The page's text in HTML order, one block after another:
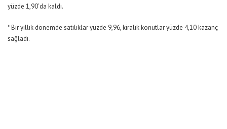
yüzde 1,90’da kaldı.
* Bir yıllık dönemde satılıklar yüzde 9,96, kiralık konutlar yüzde 4,10 kazanç
sağladı.